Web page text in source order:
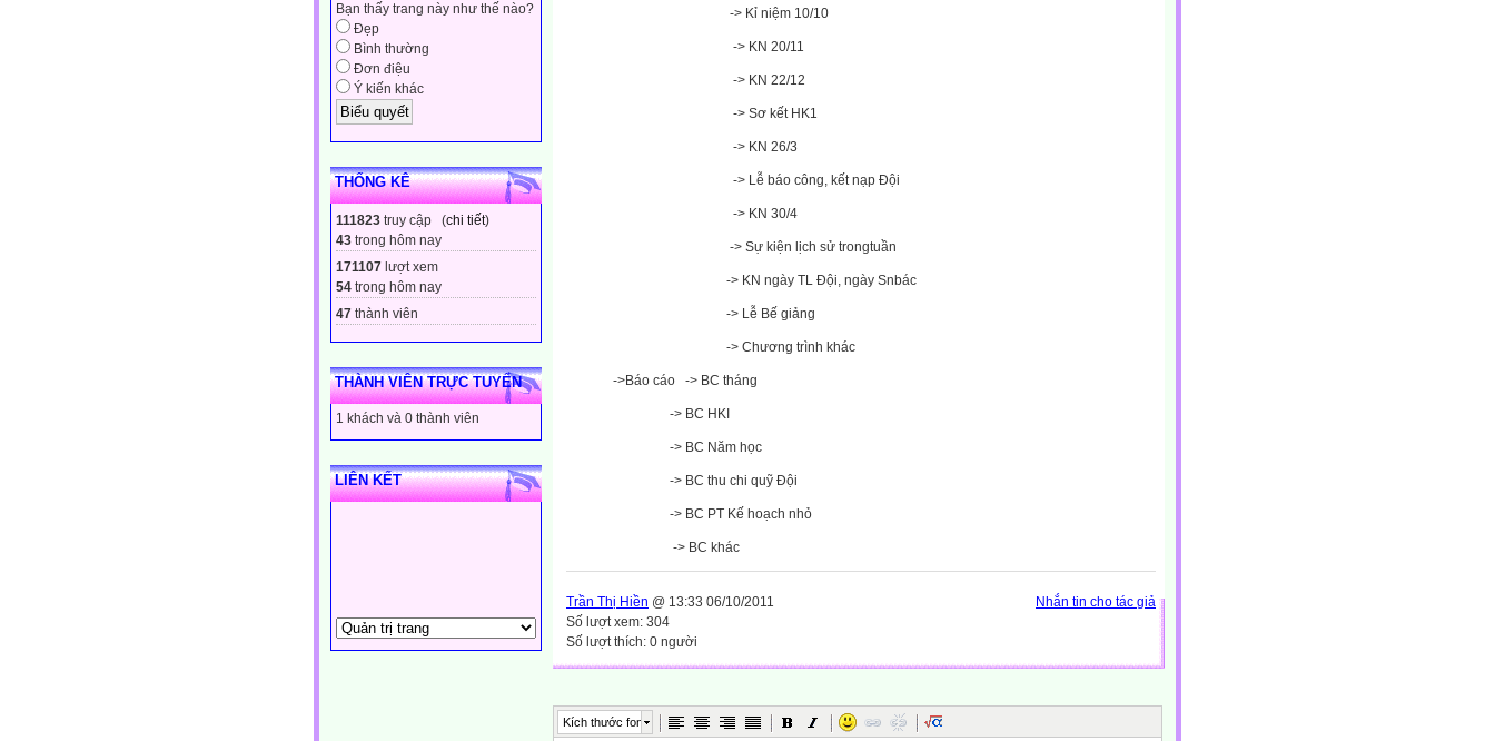
Bạn thấy trang này như thế nào?
Đẹp
Bình thường
Đơn điệu
Ý kiến khác
THỐNG KÊ
111823 truy cập (chi tiết)
43 trong hôm nay
171107 lượt xem
54 trong hôm nay
47 thành viên
THÀNH VIÊN TRỰC TUYẾN
1 khách và 0 thành viên
LIÊN KẾT
-> Kỉ niệm 10/10
-> KN 20/11
-> KN 22/12
-> Sơ kết HK1
-> KN 26/3
-> Lễ báo công, kết nạp Đội
-> KN 30/4
-> Sự kiện lịch sử trongtuần
-> KN ngày TL Đội, ngày Snbác
-> Lễ Bế giảng
-> Chương trình khác
->Báo cáo -> BC tháng
-> BC HKI
-> BC Năm học
-> BC thu chi quỹ Đội
-> BC PT Kế hoạch nhỏ
-> BC khác
Nhắn tin cho tác giả
Trần Thị Hiền @ 13:33 06/10/2011
Số lượt xem: 304
Số lượt thích: 0 người
Kích thước font